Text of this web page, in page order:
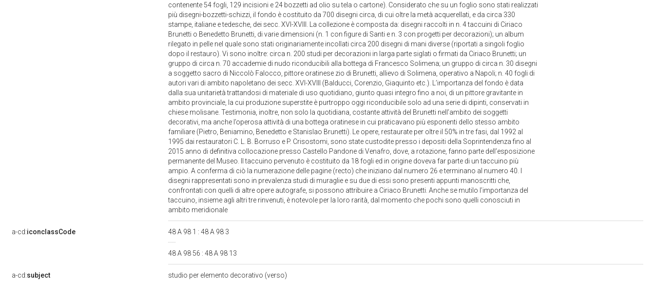
contenente 54 fogli, 129 incisioni e 24 bozzetti ad olio su tela o cartone). Considerato che su un foglio sono stati realizzati
più disegni-bozzetti-schizzi, il fondo è costituito da 700 disegni circa, di cui oltre la metà acquerellati, e da circa 330
stampe, italiane e tedesche, dei secc. XVI-XVIII. La collezione è composta da: disegni raccolti in n. 4 taccuini di Ciriaco
Brunetti o Benedetto Brunetti, di varie dimensioni (n. 1 con figure di Santi e n. 3 con progetti per decorazioni); un album
rilegato in pelle nel quale sono stati originariamente incollati circa 200 disegni di mani diverse (riportati a singoli foglio
dopo il restauro). Vi sono inoltre: circa n. 200 studi per decorazioni in larga parte siglati o firmati da Ciriaco Brunetti; un
gruppo di circa n. 70 accademie di nudo riconducibili alla bottega di Francesco Solimena; un gruppo di circa n. 30 disegni
a soggetto sacro di Niccolò Falocco, pittore oratinese zio di Brunetti, allievo di Solimena, operativo a Napoli; n. 40 fogli di
autori vari di ambito napoletano dei secc. XVI-XVIII (Balducci, Corenzio, Giaquinto etc.). L’importanza del fondo è data
dalla sua unitarietà trattandosi di materiale di uso quotidiano, giunto quasi integro fino a noi, di un pittore gravitante in
ambito provinciale, la cui produzione superstite è purtroppo oggi riconducibile solo ad una serie di dipinti, conservati in
chiese molisane. Testimonia, inoltre, non solo la quotidiana, costante attività del Brunetti nell’ambito dei soggetti
decorativi, ma anche l’operosa attività di una bottega oratinese in cui praticavano più esponenti dello stesso ambito
familiare (Pietro, Beniamino, Benedetto e Stanislao Brunetti). Le opere, restaurate per oltre il 50% in tre fasi, dal 1992 al
1995 dai restauratori C. L. B. Borruso e P. Crisostomi, sono state custodite presso i depositi della Soprintendenza fino al
2015 anno di definitiva collocazione presso Castello Pandone di Venafro, dove, a rotazione, fanno parte dell’esposizione
permanente del Museo. Il taccuino pervenuto è costituito da 18 fogli ed in origine doveva far parte di un taccuino più
ampio. A conferma di ciò la numerazione delle pagine (recto) che iniziano dal numero 26 e terminano al numero 40. I
disegni rappresentati sono in prevalenza studi di muraglie e su due di essi sono presenti appunti manoscritti che,
confrontati con quelli di altre opere autografe, si possono attribuire a Ciriaco Brunetti. Anche se mutilo l’importanza del
taccuino, insieme agli altri tre rinvenuti, è notevole per la loro rarità, dal momento che pochi sono quelli conosciuti in
ambito meridionale
a-cd:iconclassCode 48 A 98 1 : 48 A 98 3
48 A 98 56 : 48 A 98 13
a-cd:subject studio per elemento decorativo (verso)